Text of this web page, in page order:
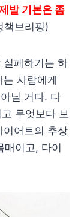
발 기본은 좀
책브리핑)
실패하기는 하
사람에게
닐 거다. 다
무엇보다 보
이어트의 추상
매이고, 다이